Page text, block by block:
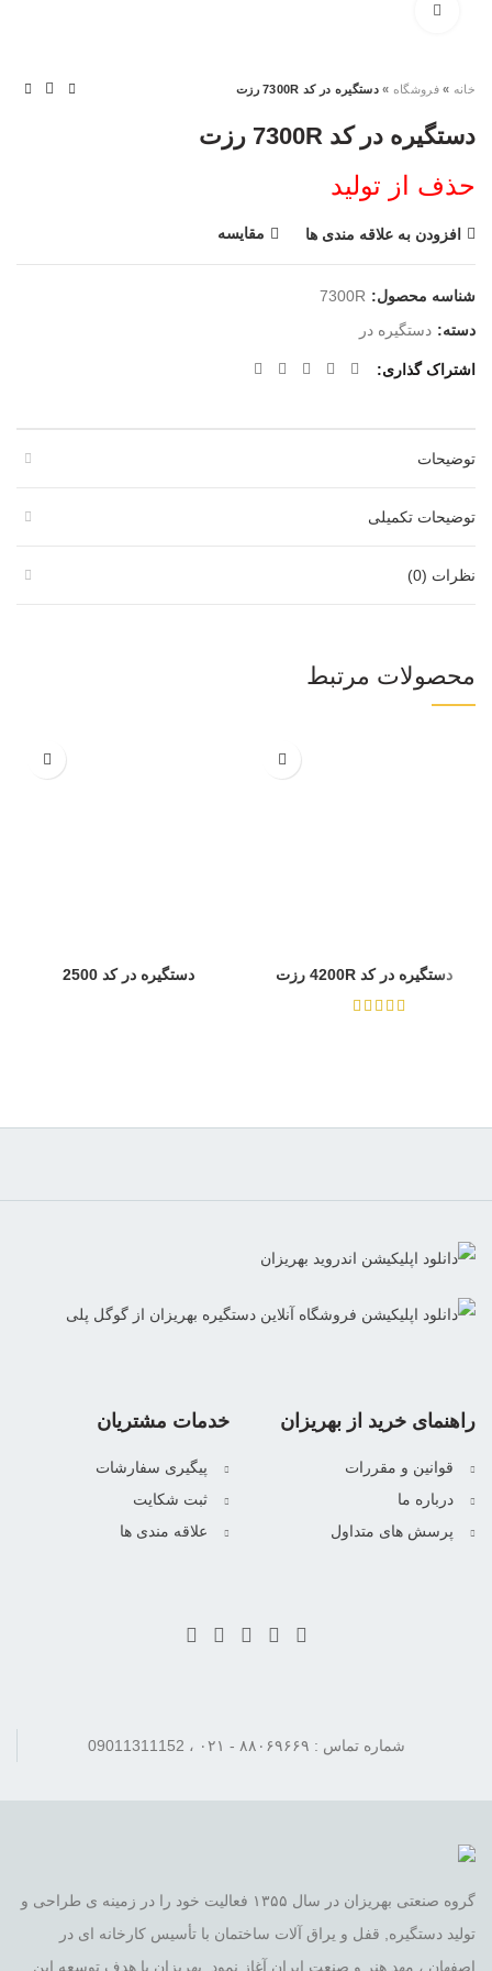
خانه »فروشگاه »دستگیره در کد 7300R رزت
دستگیره در کد 7300R رزت
حذف از تولید
افزودن به علاقه مندی ها مقایسه
شناسه محصول: 7300R
دسته: دستگیره در
اشتراک گذاری
توضیحات
توضیحات تکمیلی
نظرات (0)
محصولات مرتبط
دستگیره در کد 4200R رزت دستگیره در کد 2500
خدمات مشتریان
پیگیری سفارشات
ثبت شکایت
علاقه مندی ها
راهنمای خرید از بهریزان
قوانین و مقررات
درباره ما
پرسش های متداول
شماره تماس : ۸۸۰۶۹۶۶۹ - ۰۲۱ ، 09011311152
گروه صنعتی بهریزان در سال ۱۳۵۵ فعالیت خود را در زمینه ی طراحی و
تولید دستگیره, قفل و یراق آلات ساختمان با تأسیس کارخانه ای در
اصفهان ، مهد هنر و صنعت ایران آغاز نمود. بهریزان با هدف توسعه این